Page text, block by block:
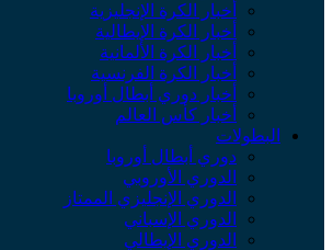
أخبار الكرة الإنجليزية
أخبار الكرة الإيطالية
أخبار الكرة الألمانية
أخبار الكرة الفرنسية
أخبار دوري أبطال أوروبا
أخبار كأس العالم
البطولات
دوري أبطال أوروبا
الدوري الأوروبي
الدوري الإنجليزي الممتاز
الدوري الإسباني
الدوري الإيطالي